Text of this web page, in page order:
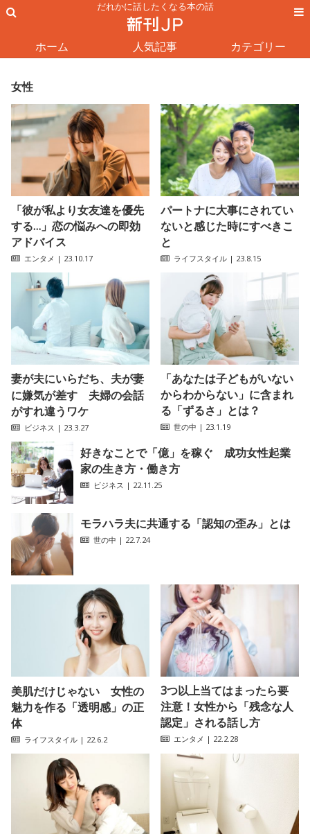
だれかに話したくなる本の話
ホーム 人気記事 カテゴリー
女性
「彼が私より女友達を優先
する…」恋の悩みへの即効
アドバイス
エンタメ | 23.10.17
パートナに大事にされてい
ないと感じた時にすべきこ
と
ライフスタイル | 23.8.15
妻が夫にいらだち、夫が妻
に嫌気が差す 夫婦の会話
がすれ違うワケ
ビジネス | 23.3.27
「あなたは子どもがいない
からわからない」に含まれ
る「ずるさ」とは？
世の中 | 23.1.19
好きなことで「億」を稼ぐ 成功女性起業
家の生き方・働き方
ビジネス | 22.11.25
モラハラ夫に共通する「認知の歪み」とは
世の中 | 22.7.24
美肌だけじゃない 女性の
魅力を作る「透明感」の正
体
ライフスタイル | 22.6.2
3つ以上当てはまったら要
注意！女性から「残念な人
認定」される話し方
エンタメ | 22.2.28